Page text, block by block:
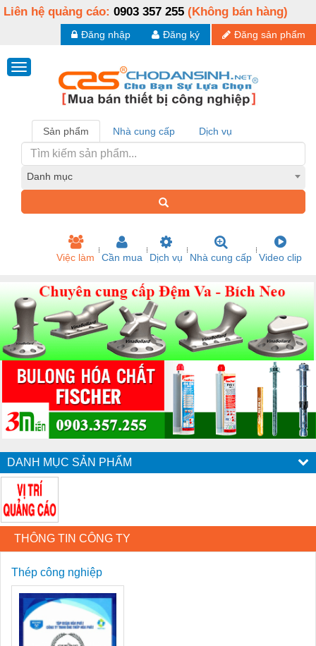
Liên hệ quảng cáo: 0903 357 255 (Không bán hàng)
Đăng sản phẩm
Đăng ký
Đăng nhập
Sản phẩm Nhà cung cấp Dịch vụ
Danh mục
Việc làm Cần mua Dịch vụ Nhà cung cấp Video clip
DANH MỤC SẢN PHẨM
THÔNG TIN CÔNG TY
Thép công nghiệp